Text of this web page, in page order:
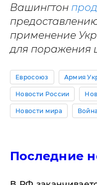
Вашингтон
применение
для поражения
Евросоюз Армия
Новости России
Новости мира
Последние